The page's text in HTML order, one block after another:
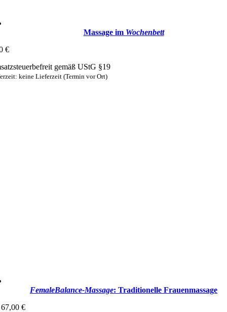
Massage im Wochenbett
€
gemäß UStG §19
keine Lieferzeit (Termin vor Ort)
FemaleBalance-Massage: Traditionelle Frauenmassage
67,00 €